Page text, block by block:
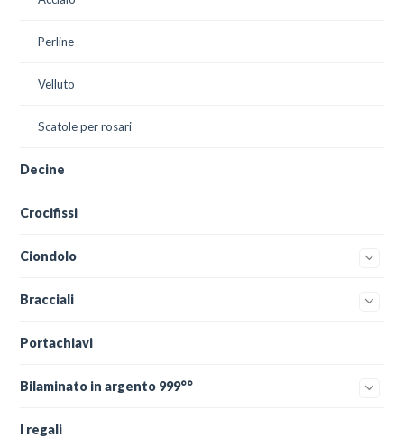
Perline
Velluto
Scatole per rosari
Decine
Crocifissi
Ciondolo
Bracciali
Portachiavi
Bilaminato in argento 999°°
I regali